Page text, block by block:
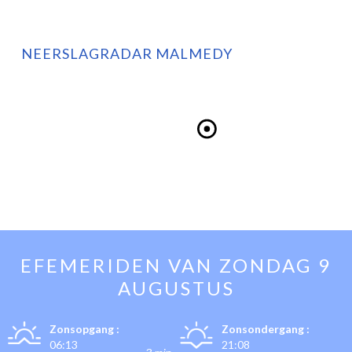
NEERSLAGRADAR MALMEDY
EFEMERIDEN VAN ZONDAG 9
AUGUSTUS
Zonsopgang :
06:13
Zonsondergang :
21:08